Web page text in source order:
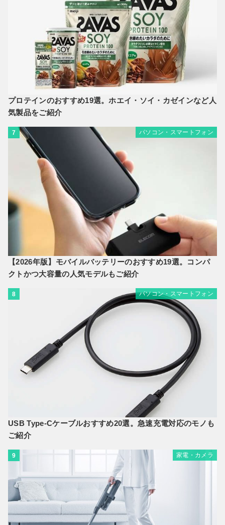
プロテインのおすすめ19選。ホエイ・ソイ・カゼインなど人
気製品をご紹介
7 パソコン・スマートフォン
【2026年版】モバイルバッテリーのおすすめ19選。コンパ
クトかつ大容量の人気モデルもご紹介
8 パソコン・スマートフォン
USB Type-Cケーブルおすすめ20選。急速充電対応のモノも
ご紹介
9 家電・カメラ